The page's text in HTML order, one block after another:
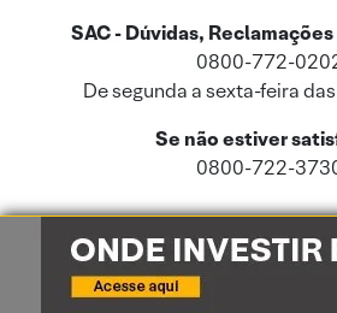
SAC - Dúvidas,
0800-772-
De segunda a sexta-feira
Se não estiver
0800-722-
Este site usa cookies e dados pessoais de
Cookiese a nossa Política de